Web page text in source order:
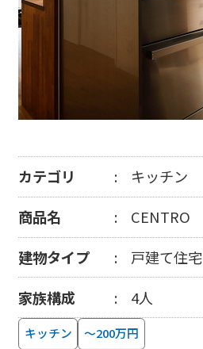
カテゴリ
キッチン
商品名
CENTRO
建物タイプ
戸建て住宅
家族構成
4人
キッチン ～200万円